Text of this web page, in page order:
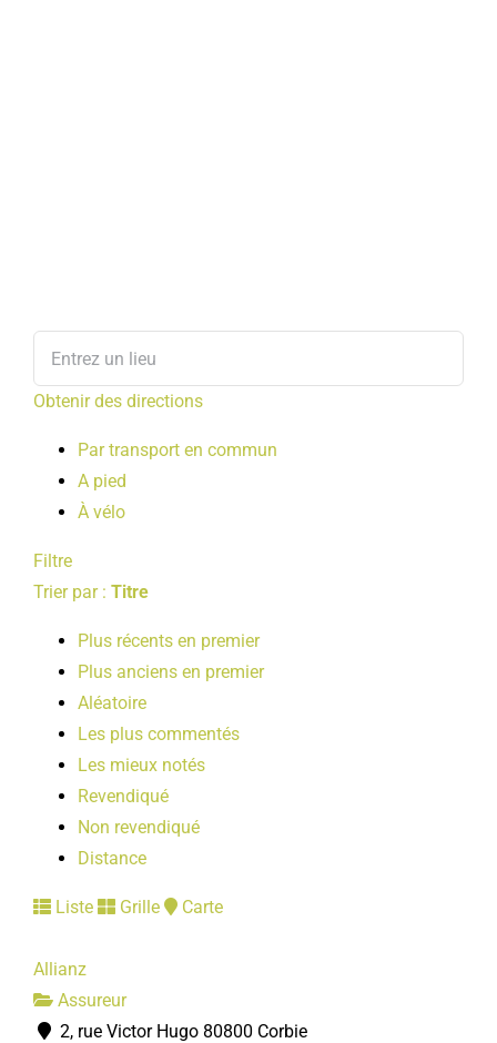
Obtenir des directions
Par transport en commun
A pied
À vélo
Filtre
Trier par : Titre
Plus récents en premier
Plus anciens en premier
Aléatoire
Les plus commentés
Les mieux notés
Revendiqué
Non revendiqué
Distance
Liste Grille Carte
Allianz
Assureur
2, rue Victor Hugo 80800 Corbie